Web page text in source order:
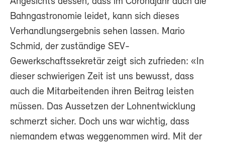
Bahngastronomie leidet, kann sich dieses
Verhandlungsergebnis sehen lassen. Mario
Schmid, der zuständige SEV-
Gewerkschaftssekretär zeigt sich zufrieden: «In
dieser schwierigen Zeit ist uns bewusst, dass
auch die Mitarbeitenden ihren Beitrag leisten
müssen. Das Aussetzen der Lohnentwicklung
schmerzt sicher. Doch uns war wichtig, dass
niemandem etwas weggenommen wird. Mit der